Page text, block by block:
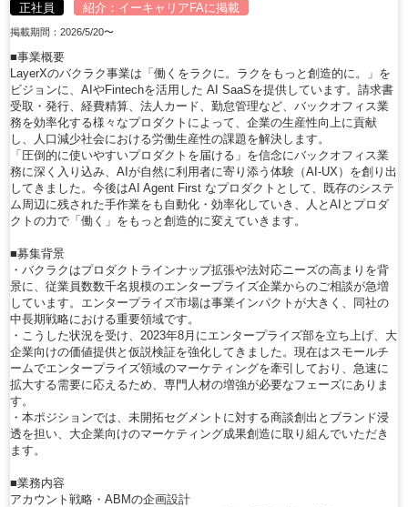
正社員 紹介： イーキャリアFAに掲載
掲載期間：2026/5/20〜
■事業概要
LayerXのバクラク事業は「働くをラクに。ラクをもっと創造的に。」を
ビジョンに、AIやFintechを活用した AI SaaSを提供しています。請求書
受取・発行、経費精算、法人カード、勤怠管理など、バックオフィス業
務を効率化する様々なプロダクトによって、企業の生産性向上に貢献
し、人口減少社会における労働生産性の課題を解決します。
「圧倒的に使いやすいプロダクトを届ける」を信念にバックオフィス業
務に深く入り込み、AIが自然に利用者に寄り添う体験（AI-UX）を創り出
してきました。今後はAI Agent First なプロダクトとして、既存のシステ
ム周辺に残された手作業をも自動化・効率化していき、人とAIとプロダ
クトの力で「働く」をもっと創造的に変えていきます。
■募集背景
・バクラクはプロダクトラインナップ拡張や法対応ニーズの高まりを背
景に、従業員数数千名規模のエンタープライズ企業からのご相談が急増
しています。エンタープライズ市場は事業インパクトが大きく、同社の
中長期戦略における重要領域です。
・こうした状況を受け、2023年8月にエンタープライズ部を立ち上げ、大
企業向けの価値提供と仮説検証を強化してきました。現在はスモールチ
ームでエンタープライズ領域のマーケティングを牽引しており、急速に
拡大する需要に応えるため、専門人材の増強が必要なフェーズにありま
す。
・本ポジションでは、未開拓セグメントに対する商談創出とブランド浸
透を担い、大企業向けのマーケティング成果創造に取り組んでいただき
ます。
■業務内容
アカウント戦略・ABMの企画設計